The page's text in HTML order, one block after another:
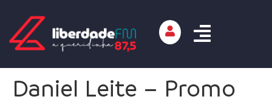
Daniel Leite – Promo